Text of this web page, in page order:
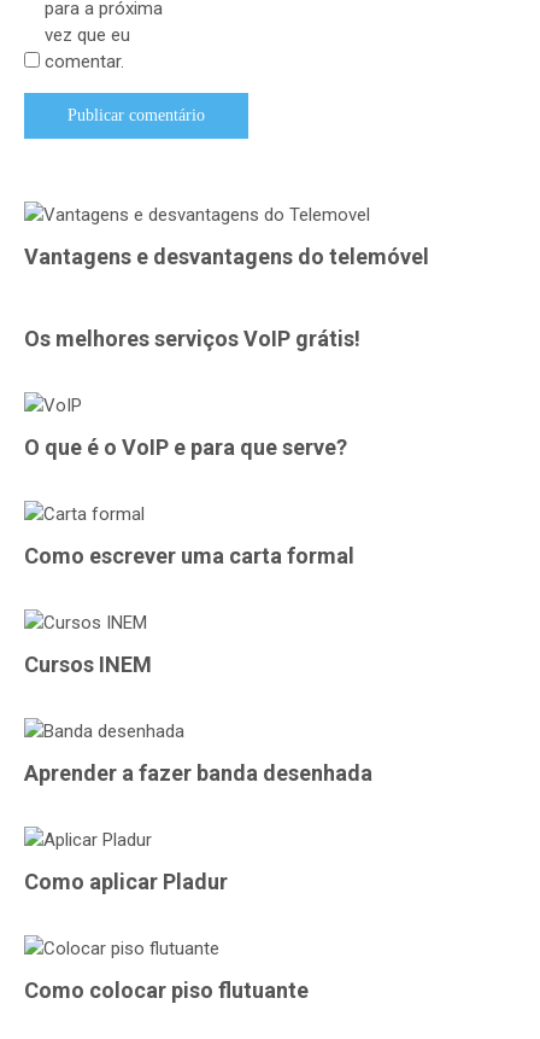
para a próxima
vez que eu
comentar.
Vantagens e desvantagens do telemóvel
Os melhores serviços VoIP grátis!
O que é o VoIP e para que serve?
Como escrever uma carta formal
Cursos INEM
Aprender a fazer banda desenhada
Como aplicar Pladur
Como colocar piso flutuante